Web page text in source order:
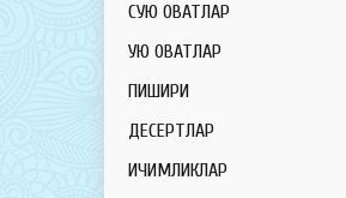
СУЮҚ ОВҚАТЛАР
ҚУЮҚ ОВҚАТЛАР
ПИШИРИҚ
ДЕСЕРТЛАР
ИЧИМЛИКЛАР